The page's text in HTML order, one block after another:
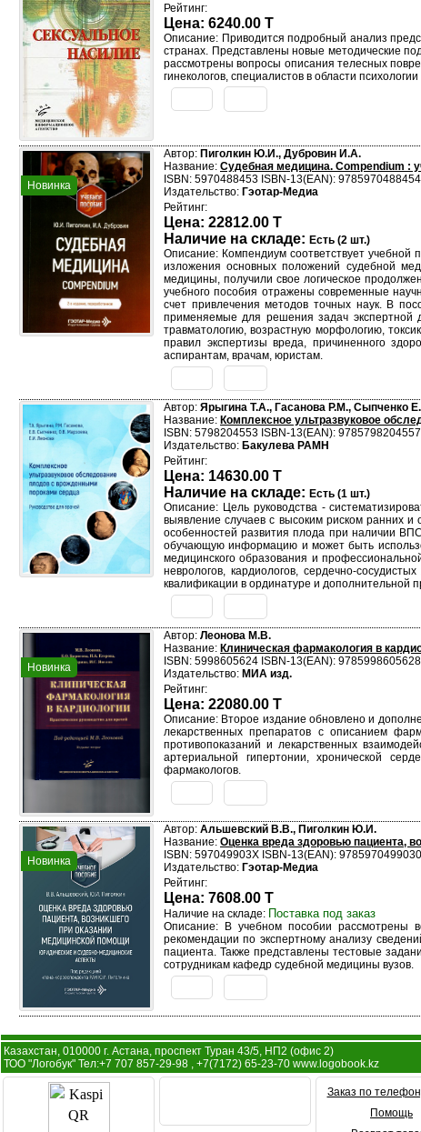
Рейтинг:
Цена: 6240.00 T
Описание: Приводится подробный анализ
странах. Представлены новые методические
рассмотрены вопросы описания телесных
гинекологов, специалистов в области
Новинка
Автор: Пиголкин Ю.И., Дубровин И.А.
Название: Судебная медицина. Compendium :
ISBN: 5970488453 ISBN-13(EAN): 9785970488454
Издательство: Гэотар-Медиа
Рейтинг:
Цена: 22812.00 T
Наличие на складе: Есть (2 шт.)
Описание: Компендиум соответствует
изложения основных положений судебной
медицины, получили свое логическое
учебного пособия отражены современные
счет привлечения методов точных наук. В
применяемые для решения задач экспертной
травматологию, возрастную морфологию,
правил экспертизы вреда, причиненного
аспирантам, врачам, юристам.
Автор: Ярыгина Т.А., Гасанова Р.М., Сыпченко
Название: Комплексное ультразвуковое
ISBN: 5798204553 ISBN-13(EAN): 9785798204557
Издательство: Бакулева РАМН
Рейтинг:
Цена: 14630.00 T
Наличие на складе: Есть (1 шт.)
Описание: Цель руководства -
выявление случаев с высоким риском ранних
особенностей развития плода при наличии
обучающую информацию и может быть
медицинского образования и
неврологов, кардиологов, сердечно-
квалификации в ординатуре и дополнительной
Новинка
Автор: Леонова М.В.
Название: Клиническая фармакология в
ISBN: 5998605624 ISBN-13(EAN): 9785998605628
Издательство: МИА изд.
Рейтинг:
Цена: 22080.00 T
Описание: Второе издание обновлено и
лекарственных препаратов с описанием
противопоказаний и лекарственных
артериальной гипертонии, хронической
фармакологов.
Новинка
Автор: Альшевский В.В., Пиголкин Ю.И.
Название: Оценка вреда здоровью пациента,
ISBN: 597049903X ISBN-13(EAN): 9785970499030
Издательство: Гэотар-Медиа
Рейтинг:
Цена: 7608.00 T
Наличие на складе: Поставка под заказ
Описание: В учебном пособии рассмотрены
рекомендации по экспертному анализу
пациента. Также представлены тестовые
сотрудникам кафедр судебной медицины вузов.
Казахстан, 010000 г. Астана, проспект Туран 43/5, НП2 (офис 2)
ТОО "Логобук" Тел:+7 707 857-29-98 , +7(7172) 65-23-70 www.logobook.kz
Заказ по
Помощь